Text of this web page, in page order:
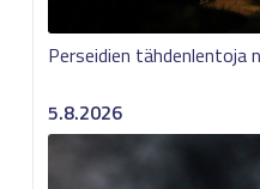
Perseidien tähdenlentoja
5.8.2026